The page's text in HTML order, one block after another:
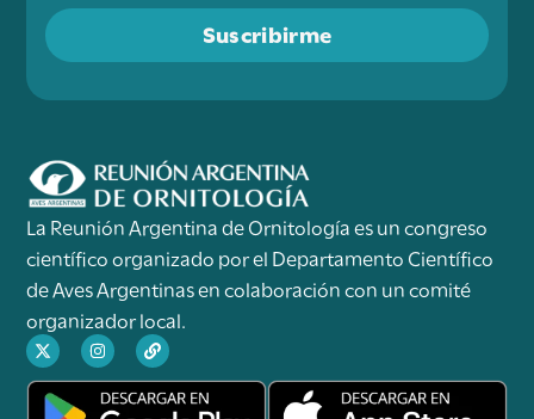
Suscribirme
La Reunión Argentina de Ornitología es un congreso
científico organizado por el Departamento Científico
de Aves Argentinas en colaboración con un comité
organizador local.